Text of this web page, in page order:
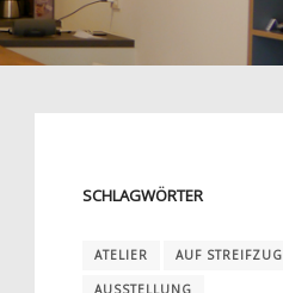
SCHLAGWÖRTER
ATELIER AUF STREIFZUG
AUSSTELLUNG